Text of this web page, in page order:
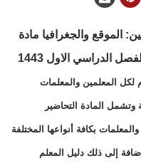
والجغرافيا مادة
الفصل الدراسي الاول 1443
المعلمين والمعلمات
وتشمل المادة التحاضير
بكافة أنواعها المختلفة
إلى ذلك دليل المعلم